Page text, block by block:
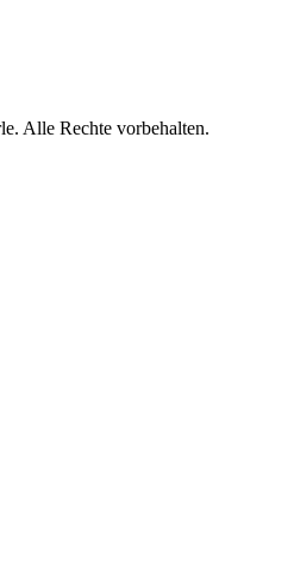
Alle Rechte vorbehalten.